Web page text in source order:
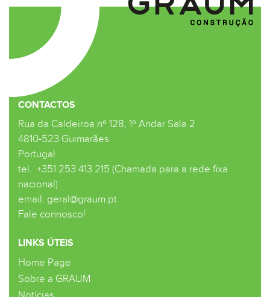
CONTACTOS
Rua da Caldeiroa nº 128, 1º Andar Sala 2
4810-523 Guimarães
Portugal
tel. +351 253 413 215 (Chamada para a rede fixa
nacional)
email: geral@graum.pt
Fale connosco!
LINKS ÚTEIS
Home Page
Sobre a GRAUM